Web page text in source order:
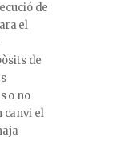
de
el
de
o no
canvi el